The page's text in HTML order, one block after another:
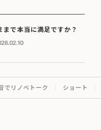
で本当に満足ですか？
でリノベトーク ショート